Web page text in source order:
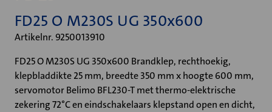
FD25 O M230S UG 350x600
Artikelnr. 9250013910
FD25 O M230S UG 350x600 Brandklep, rechthoekig,
klepbladdikte 25 mm, breedte 350 mm x hoogte 600 mm,
servomotor Belimo BFL230-T met thermo-elektrische
zekering 72°C en eindschakelaars klepstand open en dicht,